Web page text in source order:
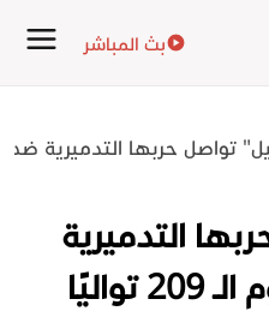
بث المباشر
تواصل حربها التدميرية ضد قطاع
التدميرية